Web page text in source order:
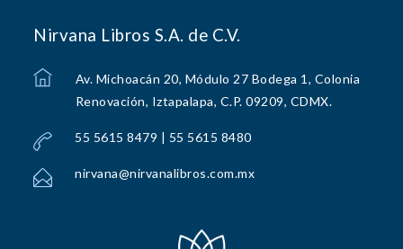
Nirvana Libros S.A. de C.V.
Av. Michoacán 20, Módulo 27 Bodega 1, Colonia
Renovación, Iztapalapa, C.P. 09209, CDMX.
55 5615 8479 | 55 5615 8480
nirvana@nirvanalibros.com.mx